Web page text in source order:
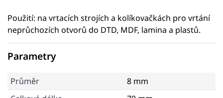
Použití: na vrtacích strojích a kolíkovačkách pro vrtání
neprůchozích otvorů do DTD, MDF, lamina a plastů.
Parametry
Průměr
8 mm